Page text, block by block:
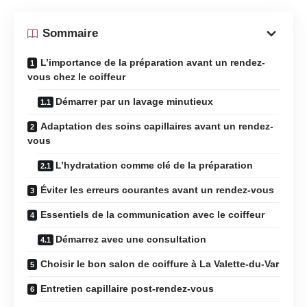
Sommaire
L’importance de la préparation avant un rendez-
vous chez le coiffeur
Démarrer par un lavage minutieux
Adaptation des soins capillaires avant un rendez-
vous
L’hydratation comme clé de la préparation
Éviter les erreurs courantes avant un rendez-vous
Essentiels de la communication avec le coiffeur
Démarrez avec une consultation
Choisir le bon salon de coiffure à La Valette-du-Var
Entretien capillaire post-rendez-vous